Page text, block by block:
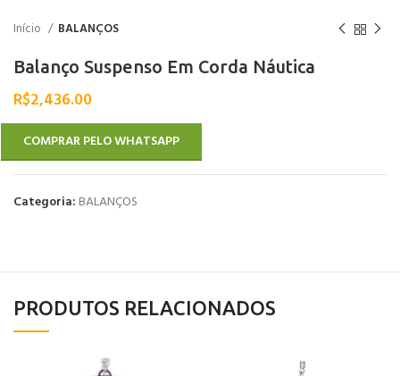
Início BALANÇOS
Balanço Suspenso Em Corda Náutica
R$2,436.00
COMPRAR PELO WHATSAPP
Categoria: BALANÇOS
PRODUTOS RELACIONADOS